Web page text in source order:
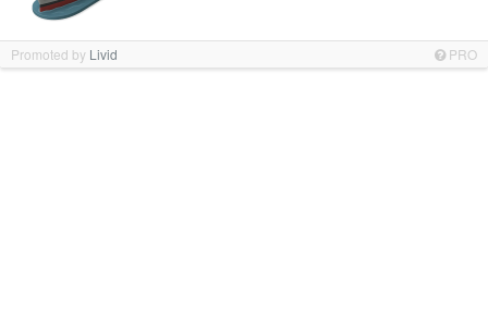
Promoted by Livid PRO